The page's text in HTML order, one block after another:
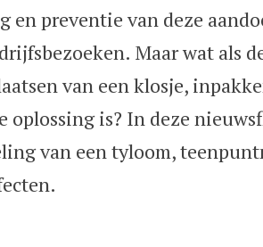
en preventie van deze
Maar wat als
van een klosje,
oplossing is? In deze
van een tyloom,